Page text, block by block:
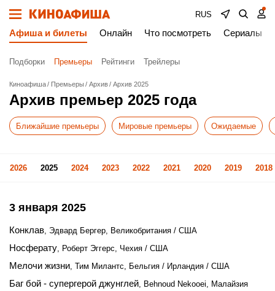
RUS
Афиша и билеты Онлайн Что посмотреть Сериалы
Подборки Премьеры Рейтинги Трейлеры
Киноафиша Премьеры Архив Архив 2025
Архив премьер 2025 года
Ближайшие премьеры Мировые премьеры Ожидаемые
2026 2025 2024 2023 2022 2021 2020 2019 2018
3 января 2025
Конклав, Эдвард Бергер, Великобритания / США
Носферату, Роберт Эггерс, Чехия / США
Мелочи жизни, Тим Милантс, Бельгия / Ирландия / США
Баг бой - супергерой джунглей, Behnoud Nekooei, Малайзия